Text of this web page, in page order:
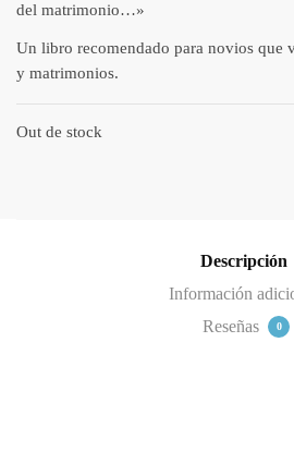
del matrimonio…»
Un libro recomendado para novios que
y matrimonios.
Out de stock
Descripción
Información
Reseñas
0